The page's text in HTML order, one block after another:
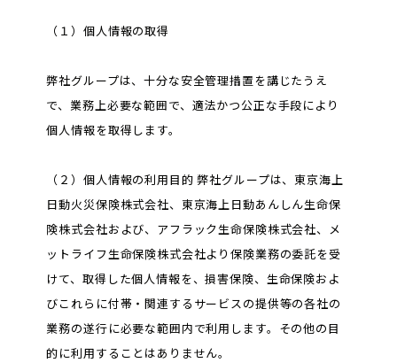
（１）個人情報の取得
弊社グループは、十分な安全管理措置を講じたうえ
で、業務上必要な範囲で、適法かつ公正な手段により
個人情報を取得します。
（２）個人情報の利用目的 弊社グループは、東京海上
日動火災保険株式会社、東京海上日動あんしん生命保
険株式会社および、アフラック生命保険株式会社、メ
ットライフ生命保険株式会社より保険業務の委託を受
けて、取得した個人情報を、損害保険、生命保険およ
びこれらに付帯・関連するサービスの提供等の各社の
業務の遂行に必要な範囲内で利用します。その他の目
的に利用することはありません。